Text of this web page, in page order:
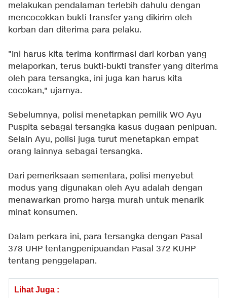
melakukan pendalaman terlebih dahulu dengan
mencocokkan bukti transfer yang dikirim oleh
korban dan diterima para pelaku.
"Ini harus kita terima konfirmasi dari korban yang
melaporkan, terus bukti-bukti transfer yang diterima
oleh para tersangka, ini juga kan harus kita
cocokan," ujarnya.
Sebelumnya, polisi menetapkan pemilik WO Ayu
Puspita sebagai tersangka kasus dugaan penipuan.
Selain Ayu, polisi juga turut menetapkan empat
orang lainnya sebagai tersangka.
Dari pemeriksaan sementara, polisi menyebut
modus yang digunakan oleh Ayu adalah dengan
menawarkan promo harga murah untuk menarik
minat konsumen.
Dalam perkara ini, para tersangka dengan Pasal
378 UHP tentangpenipuandan Pasal 372 KUHP
tentang penggelapan.
Lihat Juga :